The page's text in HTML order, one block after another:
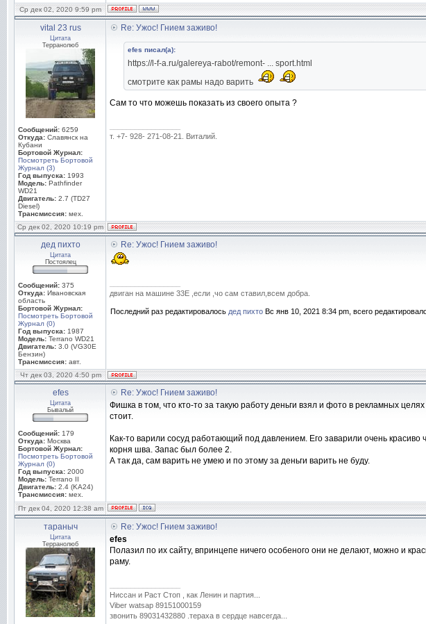
Ср дек 02, 2020 9:59 pm
vital 23 rus
Цитата
Терранолюб
Сообщений: 6259
Откуда: Славянск на
Кубани
Бортовой Журнал:
Посмотреть Бортовой
Журнал (3)
Год выпуска: 1993
Модель: Pathfinder
WD21
Двигатель: 2.7 (TD27
Diesel)
Трансмиссия: мех.
Re: Ужос! Гнием заживо!
efes писал(а):
https://l-f-a.ru/galereya-rabot/remont- ... sport.html
смотрите как рамы надо варить
Сам то что можешь показать из своего опыта ?
т. +7- 928- 271-08-21. Виталий.
Ср дек 02, 2020 10:19 pm
дед пихто
Цитата
Постоялец
Сообщений: 375
Откуда: Ивановская
область
Бортовой Журнал:
Посмотреть Бортовой
Журнал (0)
Год выпуска: 1987
Модель: Terrano WD21
Двигатель: 3.0 (VG30E
Бензин)
Трансмиссия: авт.
Re: Ужос! Гнием заживо!
двиган на машине 33Е ,если ,чо сам ставил,всем добра.
Последний раз редактировалось дед пихто Вс янв 10, 2021 8:34 pm, всего
Чт дек 03, 2020 4:50 pm
efes
Цитата
Бывалый
Сообщений: 179
Откуда: Москва
Бортовой Журнал:
Посмотреть Бортовой
Журнал (0)
Год выпуска: 2000
Модель: Terrano II
Двигатель: 2.4 (KA24)
Трансмиссия: мех.
Re: Ужос! Гнием заживо!
Фишка в том, что кто-то за такую работу деньги взял и фото в рекламных
стоит.
Как-то варили сосуд работающий под давлением. Его заварили очень
корня шва. Запас был более 2.
А так да, сам варить не умею и по этому за деньги варить не буду.
Пт дек 04, 2020 12:38 am
тараныч
Цитата
Терранолюб
Re: Ужос! Гнием заживо!
efes
Полазил по их сайту, впринцепе ничего особеного они не делают, можно и
раму.
Ниссан и Раст Стоп , как Ленин и партия...
Viber watsap 89151000159
звонить 89031432880 .тераха в сердце навсегда...